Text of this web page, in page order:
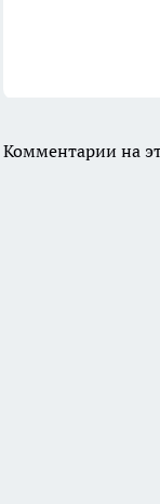
Комментарии на